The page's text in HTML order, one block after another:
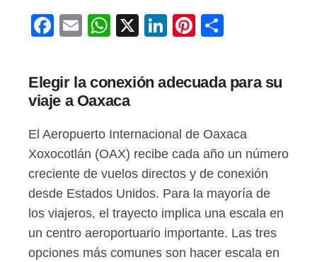
Facebook
EmailWhatsApp
X LinkedIn
Pinterest
Elegir la conexión adecuada para su
viaje a Oaxaca
El Aeropuerto Internacional de Oaxaca
Xoxocotlán (OAX) recibe cada año un número
creciente de vuelos directos y de conexión
desde Estados Unidos. Para la mayoría de
los viajeros, el trayecto implica una escala en
un centro aeroportuario importante. Las tres
opciones más comunes son hacer escala en